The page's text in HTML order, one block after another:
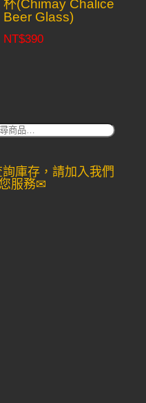
杯(Chimay Chalice
Beer Glass)
NT$390
搜
庫存，請加入我們
服務✉